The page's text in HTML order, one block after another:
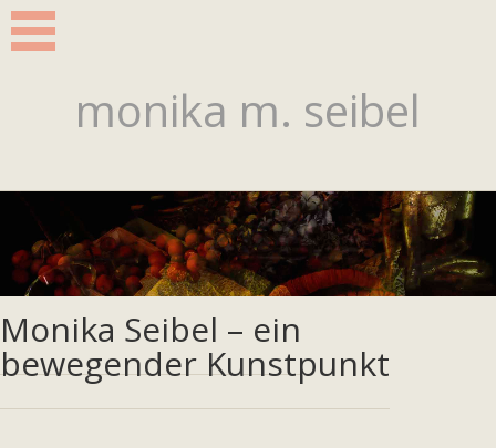
monika m. seibel
Lorem Ipsum
Monika Seibel – ein
bewegender Kunstpunkt